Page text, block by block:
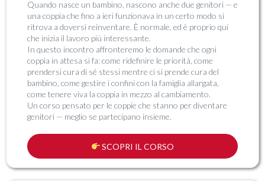
Quando nasce un bambino, nascono anche due genitori — e
una coppia che fino a ieri funzionava in un certo modo si
ritrova a doversi reinventare. È normale, ed è proprio qui
che inizia il lavoro più interessante.
In questo incontro affronteremo le domande che ogni
coppia in attesa si fa: come ridefinire le priorità, come
prendersi cura di sé stessi mentre ci si prende cura del
bambino, come gestire i confini con la famiglia allargata,
come tenere viva la coppia in mezzo al cambiamento.
Un corso pensato per le coppie che stanno per diventare
genitori — meglio se partecipano insieme.
SCOPRI IL CORSO